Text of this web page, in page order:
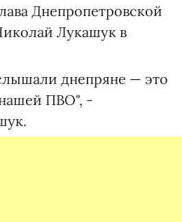
Днепропетровской
Лукашук в
днепряне — это
ПВО", -